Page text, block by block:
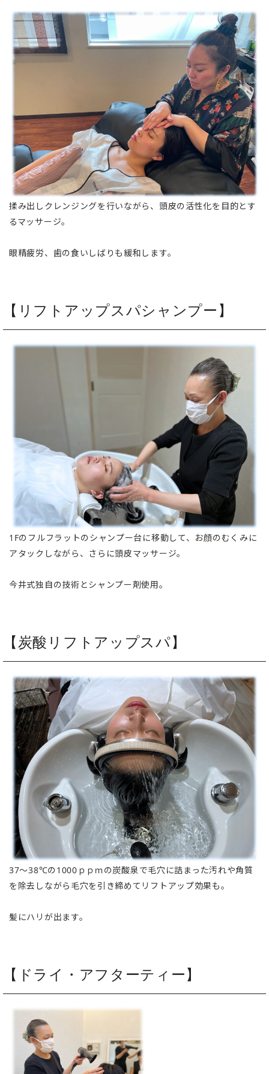
揉み出しクレンジングを行いながら、頭皮の活性化を目的とす
るマッサージ。
眼精疲労、歯の食いしばりも緩和します。
【リフトアップスパシャンプー】
1Fのフルフラットのシャンプー台に移動して、お顔のむくみに
アタックしながら、さらに頭皮マッサージ。
今井式独自の技術とシャンプー剤使用。
【炭酸リフトアップスパ】
37～38℃の1000ｐｐｍの炭酸泉で毛穴に詰まった汚れや角質
を除去しながら毛穴を引き締めてリフトアップ効果も。
髪にハリが出ます。
【ドライ・アフターティー】